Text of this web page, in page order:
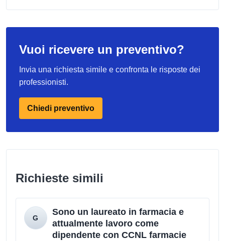
Vuoi ricevere un preventivo?
Invia una richiesta simile e confronta le risposte dei
professionisti.
Chiedi preventivo
Richieste simili
Sono un laureato in farmacia e
attualmente lavoro come
dipendente con CCNL farmacie